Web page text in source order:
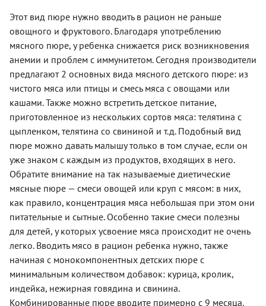
Этот вид пюре нужно вводить в рацион не раньше
овощного и фруктового. Благодаря употреблению
мясного пюре, у ребенка снижается риск возникновения
анемии и проблем с иммунитетом. Сегодня производители
предлагают 2 основных вида мясного детского пюре: из
чистого мяса или птицы и смесь мяса с овощами или
кашами. Также можно встретить детское питание,
приготовленное из нескольких сортов мяса: телятина с
цыпленком, телятина со свининой и т.д. Подобный вид
пюре можно давать малышу только в том случае, если он
уже знаком с каждым из продуктов, входящих в него.
Обратите внимание на так называемые диетические
мясные пюре — смеси овощей или круп с мясом: в них,
как правило, концентрация мяса небольшая при этом они
питательные и сытные. Особенно такие смеси полезны
для детей, у которых усвоение мяса происходит не очень
легко. Вводить мясо в рацион ребенка нужно, также
начиная с монокомпонентных детских пюре с
минимальным количеством добавок: курица, кролик,
индейка, нежирная говядина и свинина.
Комбинированные пюре вводите примерно с 9 месяца.